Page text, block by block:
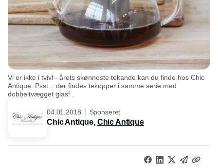
Vi er ikke i tvivl - årets skønneste tekande kan du finde hos Chic
Antique. Psst... der findes tekopper i samme serie med
dobbeltvægget glas! .
04.01.2018 Sponseret
Chic Antique, Chic Antique